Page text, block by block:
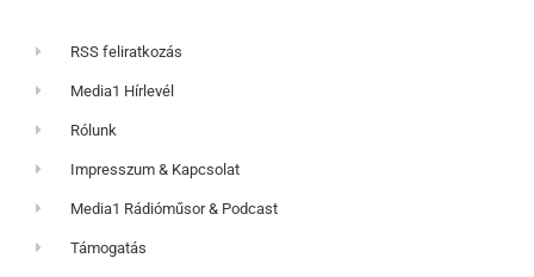
RSS feliratkozás
Media1 Hírlevél
Rólunk
Impresszum & Kapcsolat
Media1 Rádióműsor & Podcast
Támogatás